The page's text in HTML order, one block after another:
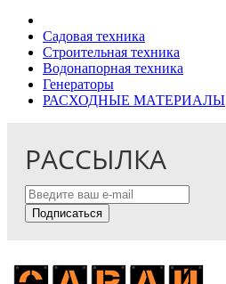
Садовая техника
Строительная техника
Водонапорная техника
Генераторы
РАСХОДНЫЕ МАТЕРИАЛЫ
РАССЫЛКА
Подписаться